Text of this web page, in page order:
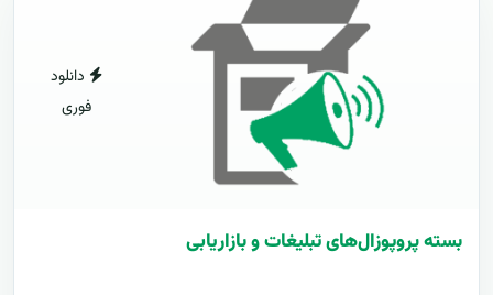
دانلود
فوری
بسته پروپوزال‌های تبلیغات و بازاریابی